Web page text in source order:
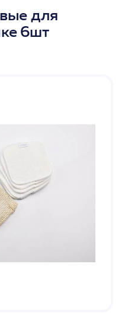
для
6шт